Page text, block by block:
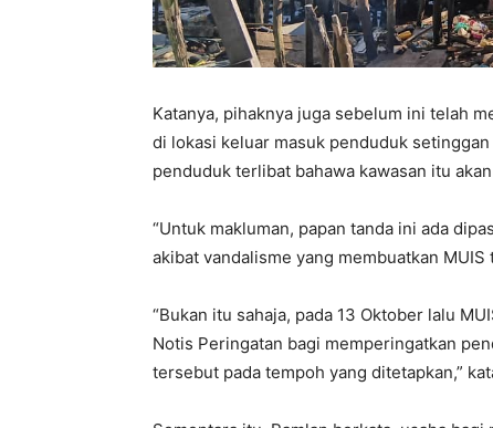
Katanya, pihaknya juga sebelum ini telah
di lokasi keluar masuk penduduk
penduduk terlibat bahawa kawasan itu
“Untuk makluman, papan tanda ini ada
akibat vandalisme yang membuatkan
“Bukan itu sahaja, pada 13 Oktober lalu
Notis Peringatan bagi memperingatkan
tersebut pada tempoh yang ditetapkan,”